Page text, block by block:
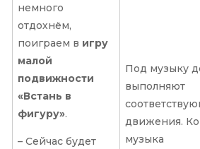
немного
отдохнём,
поиграем в игру
малой
подвижности
«Встань в
фигуру».
– Сейчас будет
Под музыку
выполняют
движения.
музыка